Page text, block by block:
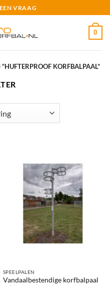
VRAAG
0
KORFBALPAAL”
SPEELPALEN
Vandaalbestendige korfbalpaal